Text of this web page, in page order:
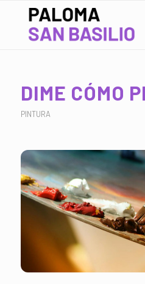
DIME CÓMO
PINTURA